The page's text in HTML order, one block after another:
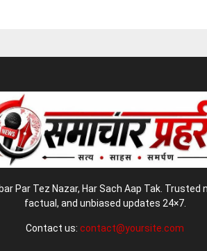
Par Tez Nazar, Har Sach Aap Tak.
factual, and unbiased updates 24×7.
Contact us: contact@yoursite.com